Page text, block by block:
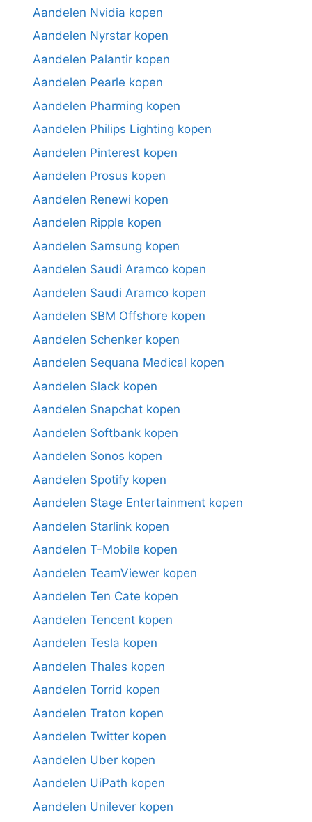
Aandelen Nvidia kopen
Aandelen Nyrstar kopen
Aandelen Palantir kopen
Aandelen Pearle kopen
Aandelen Pharming kopen
Aandelen Philips Lighting kopen
Aandelen Pinterest kopen
Aandelen Prosus kopen
Aandelen Renewi kopen
Aandelen Ripple kopen
Aandelen Samsung kopen
Aandelen Saudi Aramco kopen
Aandelen Saudi Aramco kopen
Aandelen SBM Offshore kopen
Aandelen Schenker kopen
Aandelen Sequana Medical kopen
Aandelen Slack kopen
Aandelen Snapchat kopen
Aandelen Softbank kopen
Aandelen Sonos kopen
Aandelen Spotify kopen
Aandelen Stage Entertainment kopen
Aandelen Starlink kopen
Aandelen T-Mobile kopen
Aandelen TeamViewer kopen
Aandelen Ten Cate kopen
Aandelen Tencent kopen
Aandelen Tesla kopen
Aandelen Thales kopen
Aandelen Torrid kopen
Aandelen Traton kopen
Aandelen Twitter kopen
Aandelen Uber kopen
Aandelen UiPath kopen
Aandelen Unilever kopen